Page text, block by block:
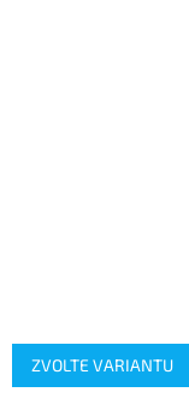
ZVOLTE VARIANTU